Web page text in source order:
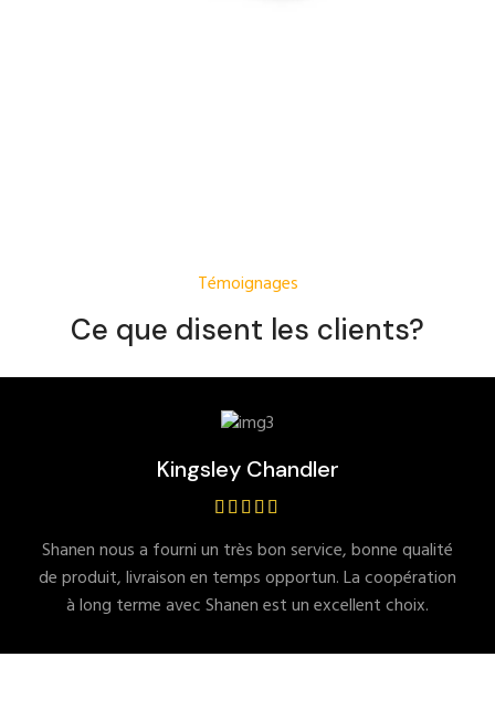
Témoignages
Ce que disent les clients?
Kingsley Chandler
Shanen nous a fourni un très bon service, bonne qualité
de produit, livraison en temps opportun. La coopération
à long terme avec Shanen est un excellent choix.